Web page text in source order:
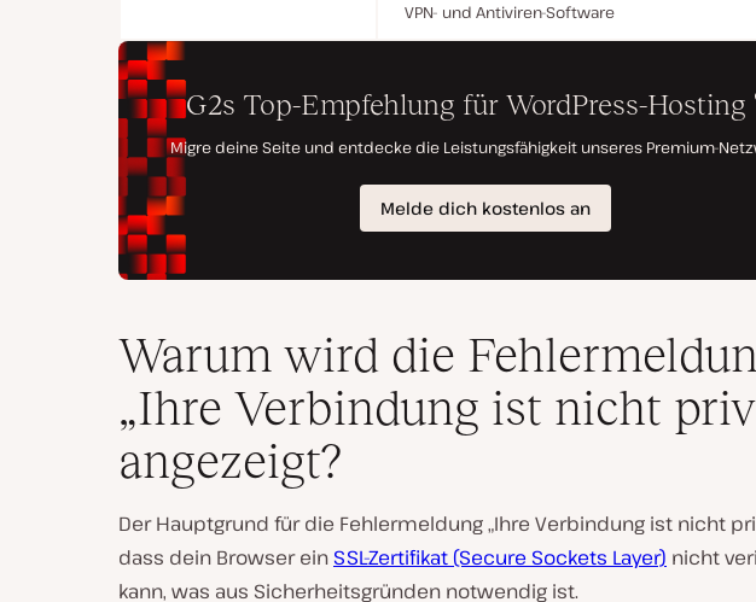
VPN- und Antiviren-Software
Warum wird die
„Ihre Verbindung ist nicht
angezeigt?
Der Hauptgrund für die Fehlermeldung „Ihre Verbindung ist nicht
dass dein Browser ein SSL-Zertifikat (Secure Sockets Layer) nicht
kann, was aus Sicherheitsgründen notwendig ist.